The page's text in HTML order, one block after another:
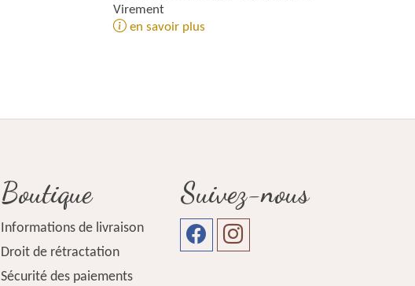
Virement
en savoir plus
Boutique
Informations de livraison
Droit de rétractation
Sécurité des paiements
Suivez-nous